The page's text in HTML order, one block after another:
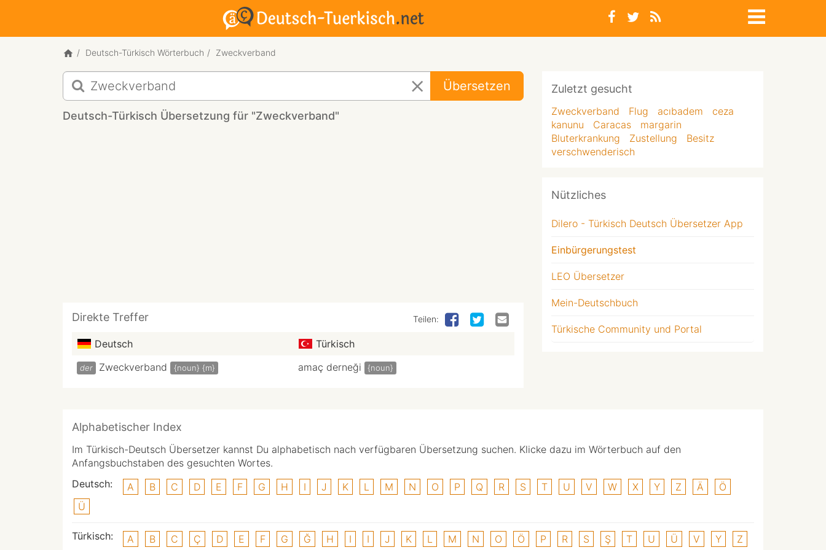
Deutsch-Türkisch Wörterbuch Zweckverband
Deutsch-
Türkisch
Übersetzung
für
Übersetzen
Deutsch-Türkisch Übersetzung für "Zweckverband"
Direkte Treffer Teilen:
Deutsch Türkisch
der Zweckverband {noun} {m} amaç derneği {noun}
Zuletzt gesucht
Zweckverband Flug acıbadem
ceza
kanunu
Caracas
margarin
Bluterkrankung
Zustellung
Besitz
verschwenderisch
Nützliches
Dilero - Türkisch Deutsch Übersetzer App
Einbürgerungstest
LEO Übersetzer
Mein-Deutschbuch
Türkische Community und Portal
Alphabetischer Index
Im Türkisch-Deutsch Übersetzer kannst Du alphabetisch nach verfügbaren Übersetzung suchen. Klicke dazu im Wörterbuch auf den
Anfangsbuchstaben des gesuchten Wortes.
Deutsch:
A B C D E F G H I J K L M N O P Q R S T U V W X Y Z Ä
Ö
Ü
Türkisch: A B C Ç D E F G Ğ H I I J K L M N O Ö P R S Ş T U Ü V Y Z